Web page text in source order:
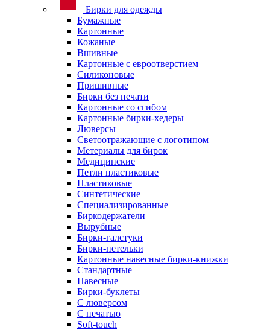
Бирки для одежды
Бумажные
Картонные
Кожаные
Вшивные
Картонные с евроотверстием
Силиконовые
Пришивные
Бирки без печати
Картонные со сгибом
Картонные бирки-хедеры
Люверсы
Светоотражающие с логотипом
Метериалы для бирок
Медицинские
Петли пластиковые
Пластиковые
Синтетические
Специализированные
Биркодержатели
Вырубные
Бирки-галстуки
Бирки-петельки
Картонные навесные бирки-книжки
Стандартные
Навесные
Бирки-буклеты
С люверсом
С печатью
Soft-touch